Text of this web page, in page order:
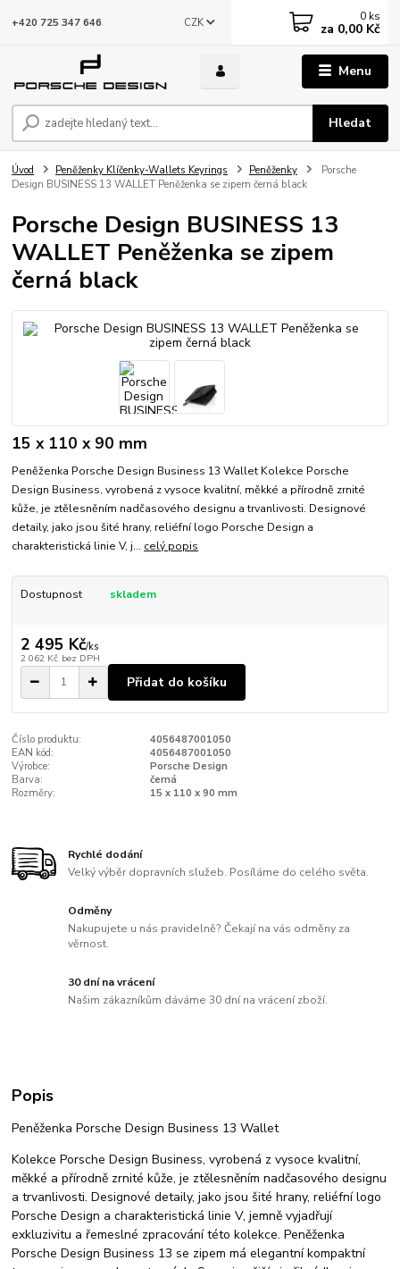
Menu
CZK
Hledat
+420 725 347 646 0 ks
za 0,00 Kč
Úvod Peněženky Klíčenky-Wallets Keyrings Peněženky
Porsche
Design BUSINESS 13 WALLET Peněženka se zipem černá black
Porsche Design BUSINESS 13
WALLET Peněženka se zipem
černá black
15 x 110 x 90 mm
Peněženka Porsche Design Business 13 Wallet Kolekce Porsche
Design Business, vyrobená z vysoce kvalitní, měkké a přírodně zrnité
kůže, je ztělesněním nadčasového designu a trvanlivosti. Designové
detaily, jako jsou šité hrany, reliéfní logo Porsche Design a
charakteristická linie V, j... celý popis
Dostupnost skladem
2 495 Kč/ks
2 062 Kč bez DPH
Přidat do košíku
Číslo produktu:
4056487001050
EAN kód:
4056487001050
Výrobce:
Porsche Design
Barva:
černá
Rozměry:
15 x 110 x 90 mm
Rychlé dodání
Velký výběr dopravních služeb. Posíláme do celého světa.
Odměny
Nakupujete u nás pravidelně? Čekají na vás odměny za
věrnost.
30 dní na vrácení
Našim zákazníkům dáváme 30 dní na vrácení zboží.
Popis
Peněženka Porsche Design Business 13 Wallet
Kolekce Porsche Design Business, vyrobená z vysoce kvalitní,
měkké a přírodně zrnité kůže, je ztělesněním nadčasového designu
a trvanlivosti. Designové detaily, jako jsou šité hrany, reliéfní logo
Porsche Design a charakteristická linie V, jemně vyjadřují
exkluzivitu a řemeslné zpracování této kolekce. Peněženka
Porsche Design Business 13 se zipem má elegantní kompaktní